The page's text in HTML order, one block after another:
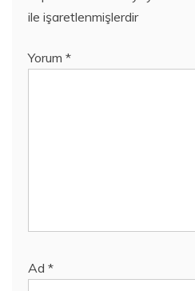
ile işaretlenmişlerdir
Yorum *
Ad *